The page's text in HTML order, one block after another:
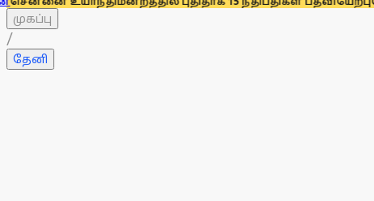
முகப்பு
/
தேனி